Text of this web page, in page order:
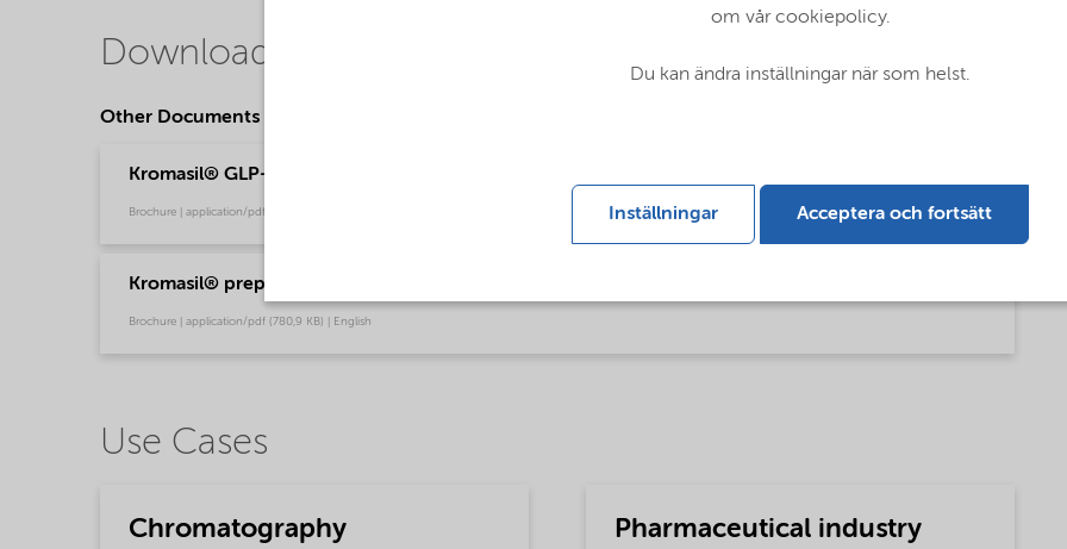
Downloads
Other Documents
Kromasil® GLP-1 agonist purification toolbox
Brochure | application/pdf (6,4 MB) | English
Kromasil® prep chromatography
Brochure | application/pdf (780,9 KB) | English
Use Cases
Chromatography Pharmaceutical industry
om vår cookiepolicy.
Du kan ändra inställningar när som helst.
Inställningar Acceptera och fortsätt